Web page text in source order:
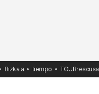
Bizkaia tiempo TOURrescusa